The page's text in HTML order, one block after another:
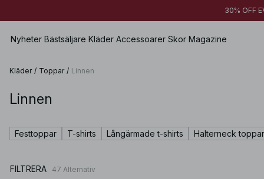
30% OFF
Nyheter Bästsäljare Kläder Accessoarer Skor Magazine
Visa alla
Toppar
Skjortor & Blusar
Underkläder
Visa alla
Smycken
Bälten & skärp
Visa alla
Högklackade skor
Boots
Kläder / Toppar / Linnen
Linnen
Festtoppar T-shirts Långärmade t-shirts Halterneck toppar
FILTRERA 47 Alternativ